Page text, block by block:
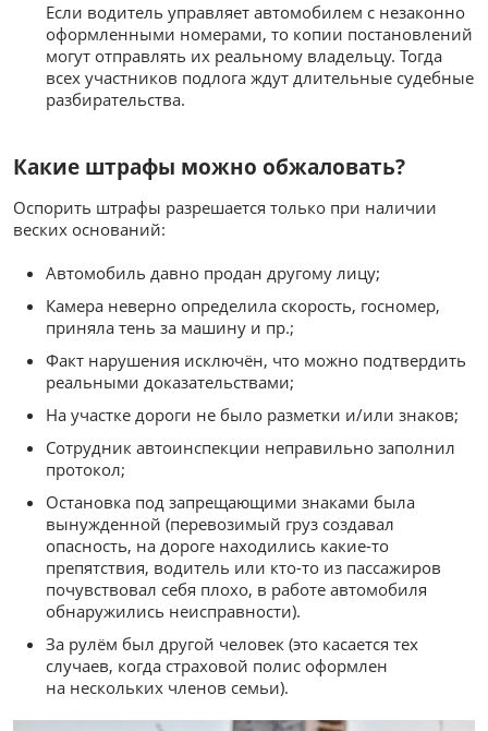
Если водитель управляет автомобилем с незаконно
оформленными номерами, то копии постановлений
могут отправлять их реальному владельцу. Тогда
всех участников подлога ждут длительные судебные
разбирательства.
Какие штрафы можно обжаловать?
Оспорить штрафы разрешается только при наличии
веских оснований:
Автомобиль давно продан другому лицу;
Камера неверно определила скорость, госномер,
приняла тень за машину и пр.;
Факт нарушения исключён, что можно подтвердить
реальными доказательствами;
На участке дороги не было разметки и/или знаков;
Сотрудник автоинспекции неправильно заполнил
протокол;
Остановка под запрещающими знаками была
вынужденной (перевозимый груз создавал
опасность, на дороге находились какие-то
препятствия, водитель или кто-то из пассажиров
почувствовал себя плохо, в работе автомобиля
обнаружились неисправности).
За рулём был другой человек (это касается тех
случаев, когда страховой полис оформлен
на нескольких членов семьи).